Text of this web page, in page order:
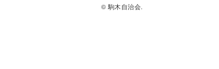
© 駒木自治会.